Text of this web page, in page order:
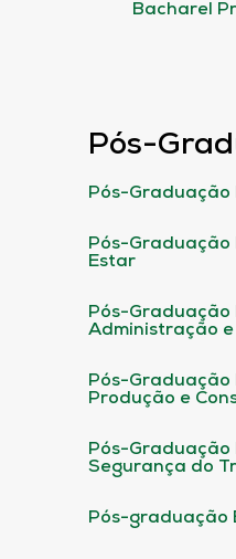
Bacharel
Pós-
Pós-Graduação
Pós-Graduação
Estar
Pós-Graduação
Administração
Pós-Graduação
Produção e
Pós-Graduação
Segurança do
Pós-graduação